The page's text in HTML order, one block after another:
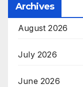
Archives
August 2026
July 2026
June 2026